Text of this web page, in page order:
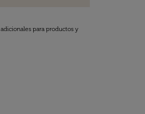
para productos y